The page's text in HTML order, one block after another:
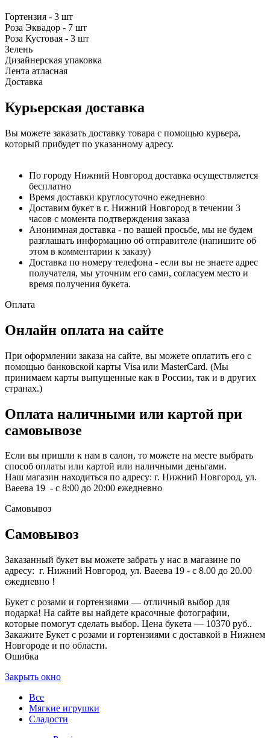
Гортензия - 3 шт
Роза Эквадор - 7 шт
Роза Кустовая - 3 шт
Зелень
Дизайнерская упаковка
Лента атласная
Доставка
Курьерская доставка
Вы можете заказать доставку товара с помощью курьера,
который прибудет по указанному адресу.
По городу Нижний Новгород доставка осуществляется
бесплатно
Время доставки круглосуточно ежедневно
Доставим букет в г. Нижний Новгород в течении 3
часов с момента подтверждения заказа
Анонимная доставка - по вашей просьбе, мы не будем
разглашать информацию об отправителе (напишите об
этом в комментарии к заказу)
Доставка по номеру телефона - если вы не знаете адрес
получателя, мы уточним его сами, согласуем место и
время получения букета.
Оплата
Онлайн оплата на сайте
При оформлении заказа на сайте, вы можете оплатить его с
помощью банковской карты Visa или MasterCard. (Мы
принимаем карты выпущенные как в России, так и в других
странах.)
Оплата наличными или картой при
самовывозе
Если вы пришли к нам в салон, то можете на месте выбрать
способ оплаты или картой или наличными деньгами.
Наш магазин находиться по адресу: г. Нижний Новгород, ул.
Ваеева 19 - с 8:00 до 20:00 ежедневно
Самовывоз
Самовывоз
Заказанный букет вы можете забрать у нас в магазине по
адресу: г. Нижний Новгород, ул. Ваеева 19 - с 8.00 до 20.00
ежедневно !
Букет с розами и гортензиями — отличный выбор для
подарка! На сайте вы найдете красочные фотографии,
которые помогут сделать выбор. Цена букета — 10370 руб..
Закажите Букет с розами и гортензиями с доставкой в Нижнем
Новгороде и по области.
Ошибка
Закрыть окно
Все
Мягкие игрушки
Сладости